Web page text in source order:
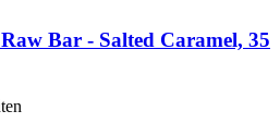
Bar -​ Salted Caramel, 35